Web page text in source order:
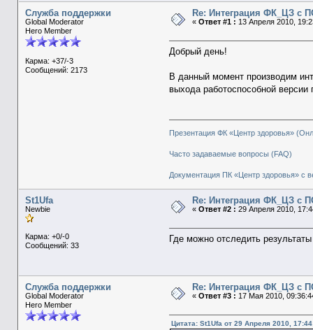
Служба поддержки
Global Moderator
Hero Member
Карма: +37/-3
Сообщений: 2173
Re: Интеграция ФК_ЦЗ с
« Ответ #1 : 13 Апреля 2010,
Добрый день!
В данный момент производим
выхода работоспособной
Презентация ФК «Центр здоровья»
Часто задаваемые вопросы (FAQ)
Документация ПК «Центр здоровья» с
St1Ufa
Newbie
Карма: +0/-0
Сообщений: 33
Re: Интеграция ФК_ЦЗ с
« Ответ #2 : 29 Апреля 2010,
Где можно отследить
Служба поддержки
Global Moderator
Hero Member
Re: Интеграция ФК_ЦЗ с
« Ответ #3 : 17 Мая 2010,
Цитата: St1Ufa от 29 Апреля 2010,